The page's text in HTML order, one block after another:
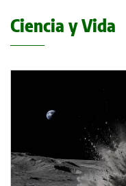
Ciencia y Vida